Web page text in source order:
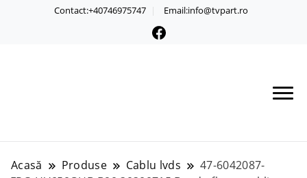
Contact:+40746975747 Email:info@tvpart.ro
Acasă Produse Cablu lvds
47-6042087-